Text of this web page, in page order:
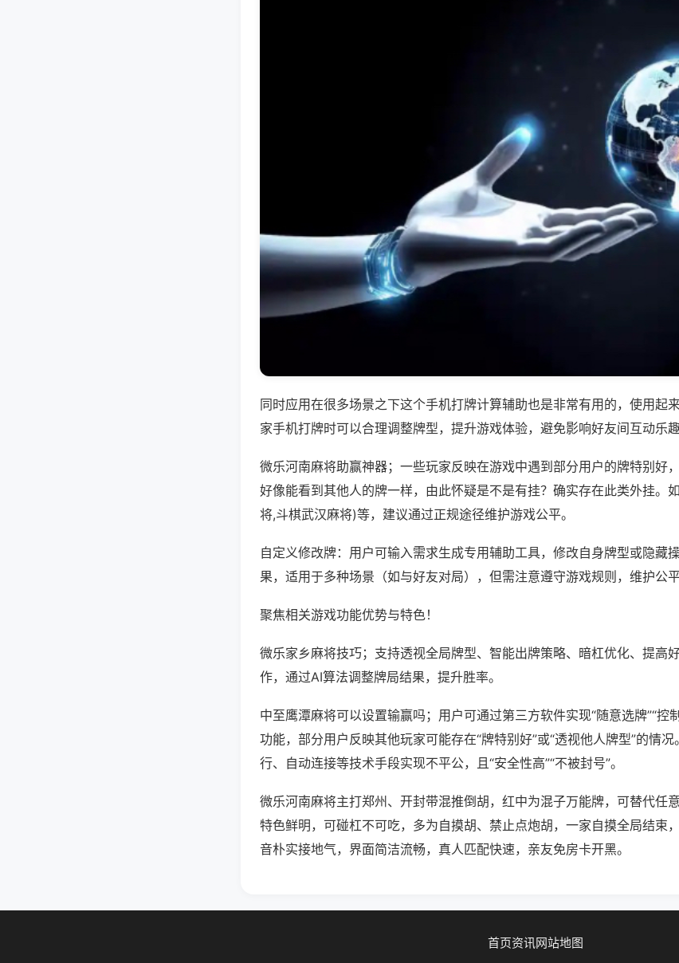
同时应用在很多场景之下这个手机打牌计算辅助也是非常有用的，使用起
家手机打牌时可以合理调整牌型，提升游戏体验，避免影响好友间互动乐趣
微乐河南麻将助赢神器；一些玩家反映在游戏中遇到部分用户的牌特别好
好像能看到其他人的牌一样，由此怀疑是不是有挂？确实存在此类外挂。
将,斗棋武汉麻将)等，建议通过正规途径维护游戏公平。
自定义修改牌：用户可输入需求生成专用辅助工具，修改自身牌型或隐藏
果，适用于多种场景（如与好友对局），但需注意遵守游戏规则，维护公平
聚焦相关游戏功能优势与特色！
微乐家乡麻将技巧；支持透视全局牌型、智能出牌策略、暗杠优化、提高
作，通过AI算法调整牌局结果，提升胜率。
中至鹰潭麻将可以设置输赢吗；用户可通过第三方软件实现“随意选牌”“控
功能，部分用户反映其他玩家可能存在“牌特别好”或“透视他人牌型”的情
行、自动连接等技术手段实现不平公，且“安全性高”“不被封号”。
微乐河南麻将主打郑州、开封带混推倒胡，红中为混子万能牌，可替代任
特色鲜明，可碰杠不可吃，多为自摸胡、禁止点炮胡，一家自摸全局结束
音朴实接地气，界面简洁流畅，真人匹配快速，亲友免房卡开黑。
首页资讯网站地图